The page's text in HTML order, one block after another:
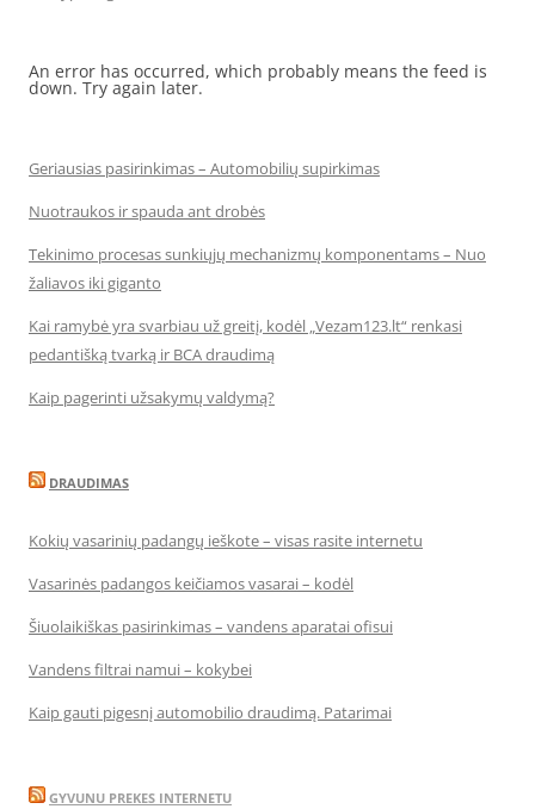
An error has occurred, which probably means the feed is
down. Try again later.
Geriausias pasirinkimas – Automobilių supirkimas
Nuotraukos ir spauda ant drobės
Tekinimo procesas sunkiųjų mechanizmų komponentams – Nuo
žaliavos iki giganto
Kai ramybė yra svarbiau už greitį, kodėl „Vezam123.lt“ renkasi
pedantišką tvarką ir BCA draudimą
Kaip pagerinti užsakymų valdymą?
DRAUDIMAS
Kokių vasarinių padangų ieškote – visas rasite internetu
Vasarinės padangos keičiamos vasarai – kodėl
Šiuolaikiškas pasirinkimas – vandens aparatai ofisui
Vandens filtrai namui – kokybei
Kaip gauti pigesnį automobilio draudimą. Patarimai
GYVUNU PREKES INTERNETU